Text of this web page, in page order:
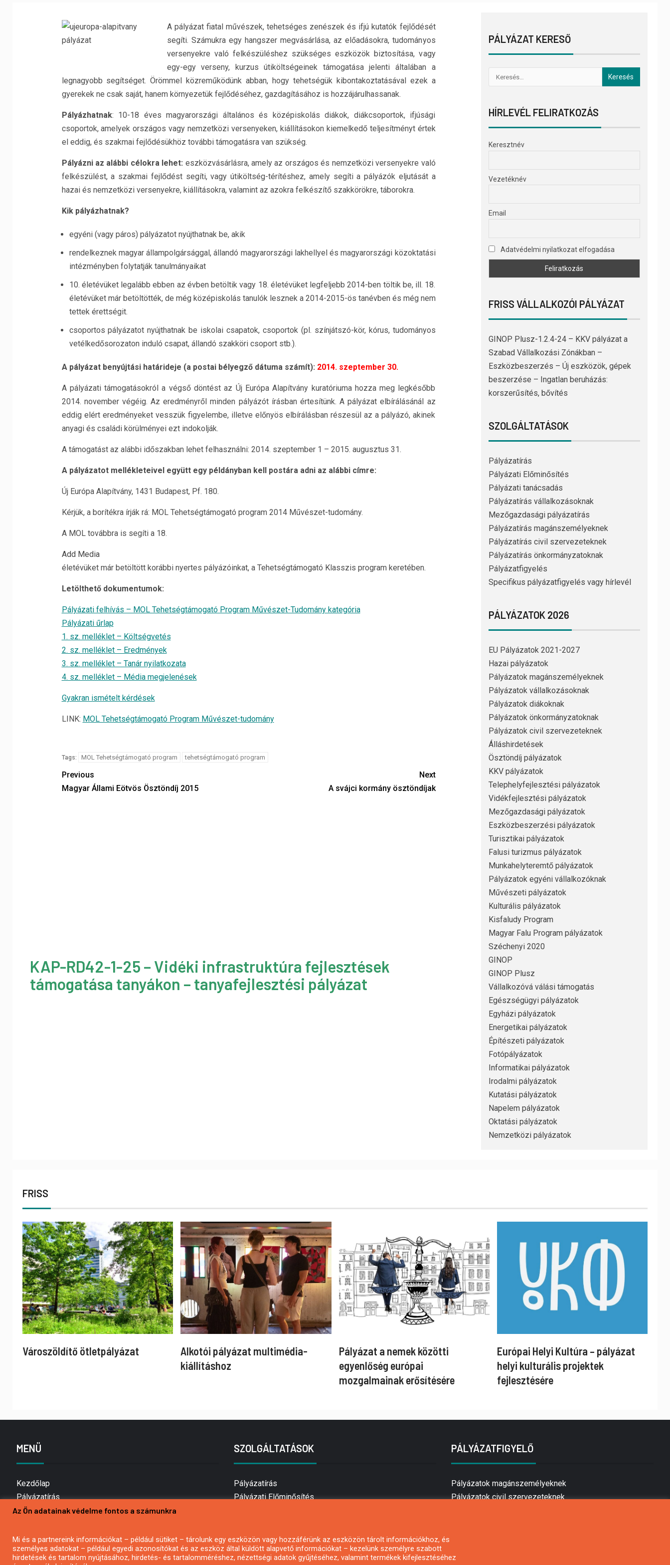
A pályázat fiatal művészek, tehetséges zenészek és ifjú kutatók fejlődését
segíti. Számukra egy hangszer megvásárlása, az előadásokra, tudományos
versenyekre való felkészüléshez szükséges eszközök biztosítása, vagy
egy-egy verseny, kurzus útiköltségeinek támogatása jelenti általában a
legnagyobb segítséget. Örömmel közreműködünk abban, hogy tehetségük kibontakoztatásával ezek a
gyerekek ne csak saját, hanem környezetük fejlődéséhez, gazdagításához is hozzájárulhassanak.
Pályázhatnak: 10-18 éves magyarországi általános és középiskolás diákok, diákcsoportok, ifjúsági
csoportok, amelyek országos vagy nemzetközi versenyeken, kiállításokon kiemelkedő teljesítményt értek
el eddig, és szakmai fejlődésükhöz további támogatásra van szükség.
Pályázni az alábbi célokra lehet: eszközvásárlásra, amely az országos és nemzetközi versenyekre való
felkészülést, a szakmai fejlődést segíti, vagy útiköltség-térítéshez, amely segíti a pályázók eljutását a
hazai és nemzetközi versenyekre, kiállításokra, valamint az azokra felkészítő szakkörökre, táborokra.
Kik pályázhatnak?
egyéni (vagy páros) pályázatot nyújthatnak be, akik
rendelkeznek magyar állampolgársággal, állandó magyarországi lakhellyel és magyarországi közoktatási
intézményben folytatják tanulmányaikat
10. életévüket legalább ebben az évben betöltik vagy 18. életévüket legfeljebb 2014-ben töltik be, ill. 18.
életévüket már betöltötték, de még középiskolás tanulók lesznek a 2014-2015-ös tanévben és még nem
tettek érettségit.
csoportos pályázatot nyújthatnak be iskolai csapatok, csoportok (pl. színjátszó-kör, kórus, tudományos
vetélkedősorozaton induló csapat, állandó szakköri csoport stb.).
A pályázat benyújtási határideje (a postai bélyegző dátuma számít): 2014. szeptember 30.
A pályázati támogatásokról a végső döntést az Új Európa Alapítvány kuratóriuma hozza meg legkésőbb
2014. november végéig. Az eredményről minden pályázót írásban értesítünk. A pályázat elbírálásánál az
eddig elért eredményeket vesszük figyelembe, illetve előnyös elbírálásban részesül az a pályázó, akinek
anyagi és családi körülményei ezt indokolják.
A támogatást az alábbi időszakban lehet felhasználni: 2014. szeptember 1 – 2015. augusztus 31.
A pályázatot mellékleteivel együtt egy példányban kell postára adni az alábbi címre:
Új Európa Alapítvány, 1431 Budapest, Pf. 180.
Kérjük, a borítékra írják rá: MOL Tehetségtámogató program 2014 Művészet-tudomány.
A MOL továbbra is segíti a 18.
Add Media
életévüket már betöltött korábbi nyertes pályázóinkat, a Tehetségtámogató Klasszis program keretében.
Letölthető dokumentumok:
Pályázati felhívás – MOL Tehetségtámogató Program Művészet-Tudomány kategória
Pályázati űrlap
1. sz. melléklet – Költségvetés
2. sz. melléklet – Eredmények
3. sz. melléklet – Tanár nyilatkozata
4. sz. melléklet – Média megjelenések
Gyakran ismételt kérdések
LINK: MOL Tehetségtámogató Program Művészet-tudomány
Tags: MOL Tehetségtámogató program tehetségtámogató program
Previous
Magyar Állami Eötvös Ösztöndíj 2015
Next
A svájci kormány ösztöndíjak
KAP-RD42-1-25 – Vidéki infrastruktúra fejlesztések
támogatása tanyákon – tanyafejlesztési pályázat
PÁLYÁZAT KERESŐ
HÍRLEVÉL FELIRATKOZÁS
Keresztnév
Vezetéknév
Email
Adatvédelmi nyilatkozat elfogadása
FRISS VÁLLALKOZÓI PÁLYÁZAT
GINOP Plusz-1.2.4-24 – KKV pályázat a
Szabad Vállalkozási Zónákban –
Eszközbeszerzés – Új eszközök, gépek
beszerzése – Ingatlan beruházás:
korszerűsítés, bővítés
SZOLGÁLTATÁSOK
Pályázatírás
Pályázati Előminősítés
Pályázati tanácsadás
Pályázatírás vállalkozásoknak
Mezőgazdasági pályázatírás
Pályázatírás magánszemélyeknek
Pályázatírás civil szervezeteknek
Pályázatírás önkormányzatoknak
Pályázatfigyelés
Specifikus pályázatfigyelés vagy hírlevél
PÁLYÁZATOK 2026
EU Pályázatok 2021-2027
Hazai pályázatok
Pályázatok magánszemélyeknek
Pályázatok vállalkozásoknak
Pályázatok diákoknak
Pályázatok önkormányzatoknak
Pályázatok civil szervezeteknek
Álláshirdetések
Ösztöndíj pályázatok
KKV pályázatok
Telephelyfejlesztési pályázatok
Vidékfejlesztési pályázatok
Mezőgazdasági pályázatok
Eszközbeszerzési pályázatok
Turisztikai pályázatok
Falusi turizmus pályázatok
Munkahelyteremtő pályázatok
Pályázatok egyéni vállalkozóknak
Művészeti pályázatok
Kulturális pályázatok
Kisfaludy Program
Magyar Falu Program pályázatok
Széchenyi 2020
GINOP
GINOP Plusz
Vállalkozóvá válási támogatás
Egészségügyi pályázatok
Egyházi pályázatok
Energetikai pályázatok
Építészeti pályázatok
Fotópályázatok
Informatikai pályázatok
Irodalmi pályázatok
Kutatási pályázatok
Napelem pályázatok
Oktatási pályázatok
Nemzetközi pályázatok
FRISS
Városzöldítő ötletpályázat
Alkotói pályázat multimédia-
kiállításhoz
Pályázat a nemek közötti
egyenlőség európai
mozgalmainak erősítésére
Európai Helyi Kultúra – pályázat
helyi kulturális projektek
fejlesztésére
MENÜ
Kezdőlap
Pályázatírás
Bemutatkozás
Hírlevél feliratkozás
Impresszum
SZOLGÁLTATÁSOK
Pályázatírás
Pályázati Előminősítés
Mezőgazdasági pályázatírás
Pályázatírás magánszemélyeknek
PÁLYÁZATFIGYELŐ
Pályázatok magánszemélyeknek
Pályázatok civil szervezeteknek
Az Ön adatainak védelme fontos a számunkra
Mi és a partnereink információkat – például sütiket – tárolunk egy eszközön vagy hozzáférünk az eszközön tárolt információkhoz, és
személyes adatokat – például egyedi azonosítókat és az eszköz által küldött alapvető információkat – kezelünk személyre szabott
hirdetések és tartalom nyújtásához, hirdetés- és tartalomméréshez, nézettségi adatok gyűjtéséhez, valamint termékek kifejlesztéséhez